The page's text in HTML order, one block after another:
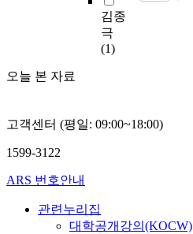
김종
극
(1)
오늘 본 자료
고객센터 (평일: 09:00~18:00)
1599-3122
ARS 번호안내
관련누리집
대학공개강의(KOCW)